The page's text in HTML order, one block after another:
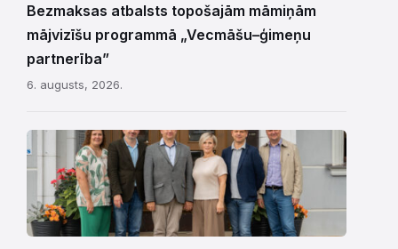
Bezmaksas atbalsts topošajām māmiņām
mājvizīšu programmā „Vecmāšu–ģimeņu
partnerība”
6. augusts, 2026.